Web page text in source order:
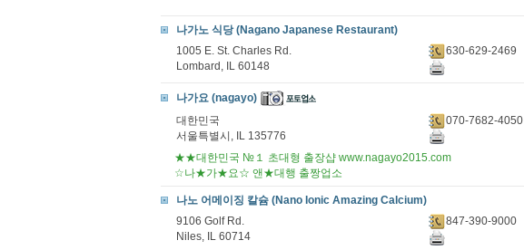
나가노 식당 (Nagano Japanese Restaurant)
1005 E. St. Charles Rd.
Lombard, IL 60148
630-629-2469
나가요 (nagayo)
대한민국
서울특별시, IL 135776
070-7682-4050
★★대한민국 №１ 초대형 출장샵 www.nagayo2015.com
☆나★가★요☆ 앤★대행 출짱업소
나노 어메이징 칼슘 (Nano Ionic Amazing Calcium)
9106 Golf Rd.
Niles, IL 60714
847-390-9000